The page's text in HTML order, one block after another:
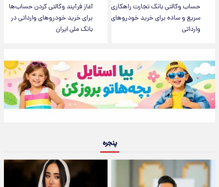
حساب وکالتی بانک تجارت راهکاری
سریع و ساده برای خرید خودروهای
وارداتی
آغاز فرآیند وکالتی کردن حساب‌ها
برای خرید خودروهای وارداتی در
بانک ملی ایران
پنجره